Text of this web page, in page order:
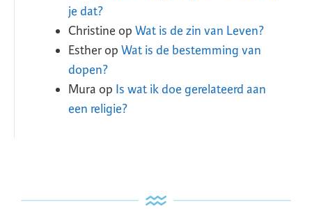
je dat?
Christine op Wat is de zin van Leven?
Estherop Wat is de bestemming van
dopen?
Mura op Is wat ik doe gerelateerd aan
een religie?